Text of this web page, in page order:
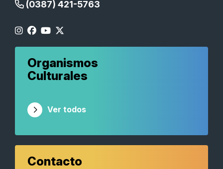
(0387) 421-5763
Organismos
Culturales
Ver todos
Contacto